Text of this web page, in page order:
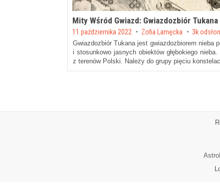
Mity Wśród Gwiazd: Gwiazdozbiór Tukana
Posted on
11 października 2022 by Zofia Lamęcka 3k odsłon
Gwiazdozbiór Tukana jest gwiazdozbiorem nieba
i stosunkowo jasnych obiektów głębokiego
z terenów Polski. Należy do grupy pięciu